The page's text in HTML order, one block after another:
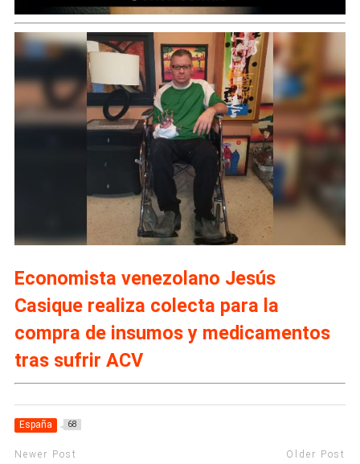
Economista venezolano Jesús
Casique realiza colecta para la
compra de insumos y medicamentos
tras sufrir ACV
España 68
Newer Post Older Post